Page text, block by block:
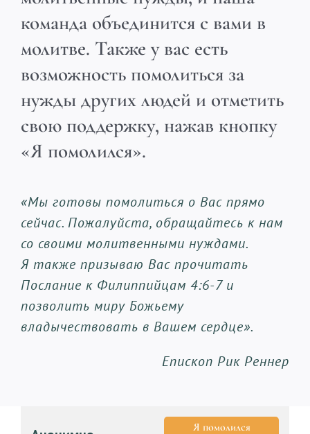
команда объединится с вами в
молитве. Также у вас есть
возможность помолиться за
нужды других людей и отметить
свою поддержку, нажав кнопку
«Я помолился».
«Мы готовы помолиться о Вас прямо
сейчас. Пожалуйста, обращайтесь к нам
со своими молитвенными нуждами.
Я также призываю Вас прочитать
Послание к Филиппийцам 4:6-7 и
позволить миру Божьему
владычествовать в Вашем сердце».
Епископ Рик Реннер
Я помолился